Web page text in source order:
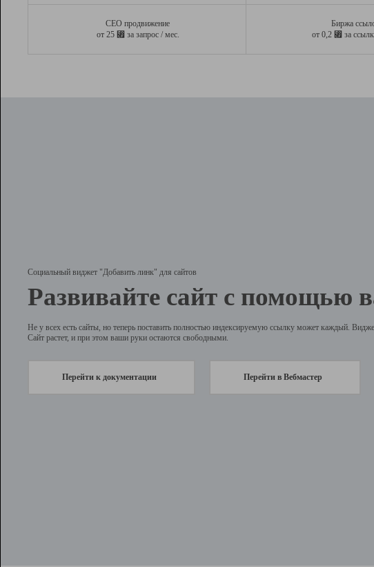
СЕО продвижение
от 25 ⃏ за запрос / мес.
Биржа
от 0,2 ⃏ за
Социальный виджет "Добавить линк" для сайтов
Развивайте сайт с помощью
Не у всех есть сайты, но теперь поставить полностью индексируемую ссылку может каждый.
Сайт растет, и при этом ваши руки остаются свободными.
Перейти к документации Перейти в Вебмастер